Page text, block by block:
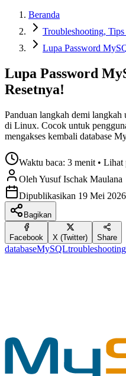
Beranda
Troubleshooting,
Lupa Password
Lupa Password
Resetnya!
Panduan langkah demi
di Linux. Cocok untuk
mengakses kembali database
Waktu baca: 3 menit • Lihat
Oleh Yusuf Ischak Maulana
Dipublikasikan 19 Mei 2026
Bagikan
Facebook X (Twitter) Share
databaseMySQLtroubleshooting